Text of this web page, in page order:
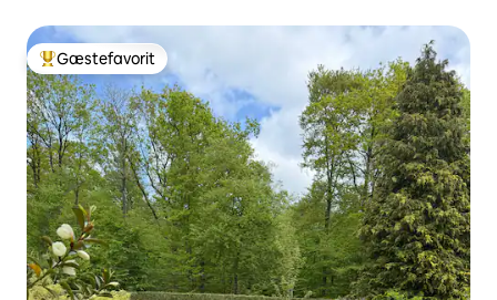
Bedste gæstefavorit
Gæstefavorit